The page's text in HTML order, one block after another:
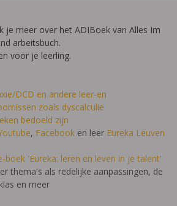
je meer over het ADIBoek van Alles Im
arbeitsbuch.
voor je leerling.
DCD en andere leer-en
zoals dyscalculie
bedoeld zijn
, Facebook en leer Eureka Leuven
boek 'Eureka: leren en leven in je talent'
thema's als redelijke aanpassingen, de
en meer